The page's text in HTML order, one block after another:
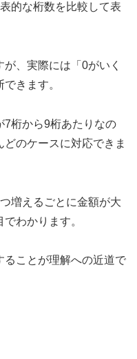
的な桁数を比較して表
、実際には「0がいく
きます。
7桁から9桁あたりなの
のケースに対応できま
増えるごとに金額が大
わかります。
ることが理解への近道で